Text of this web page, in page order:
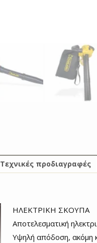
Τεχνικές προδιαγραφές
ΗΛΕΚΤΡΙΚΗ ΣΚΟΥΠΑ
Αποτελεσματική
Υψηλή απόδοση, ακόμη